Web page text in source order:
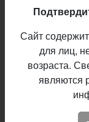
1,00
1,50
Сайт
для лиц,
возраста.
являются